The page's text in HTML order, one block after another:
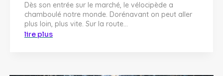
Dès son entrée sur le marché, le vélocipède a
chamboulé notre monde. Dorénavant on peut aller
plus loin, plus vite. Sur la route...
lire plus